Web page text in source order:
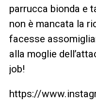
parrucca bionda e
non è mancata la
facesse
alla moglie
job!
https://